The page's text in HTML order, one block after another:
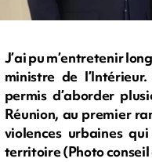
J’ai pu m’entretenir
ministre de
permis d’aborder
Réunion, au premier
violences urbaines
territoire (Photo